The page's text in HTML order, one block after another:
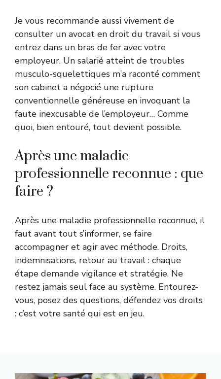
Je vous recommande aussi vivement de
consulter un avocat en droit du travail si vous
entrez dans un bras de fer avec votre
employeur. Un salarié atteint de troubles
musculo-squelettiques m’a raconté comment
son cabinet a négocié une rupture
conventionnelle généreuse en invoquant la
faute inexcusable de l’employeur… Comme
quoi, bien entouré, tout devient possible.
Après une maladie
professionnelle reconnue : que
faire ?
Après une maladie professionnelle reconnue, il
faut avant tout s’informer, se faire
accompagner et agir avec méthode. Droits,
indemnisations, retour au travail : chaque
étape demande vigilance et stratégie. Ne
restez jamais seul face au système. Entourez-
vous, posez des questions, défendez vos droits
: c’est votre santé qui est en jeu.